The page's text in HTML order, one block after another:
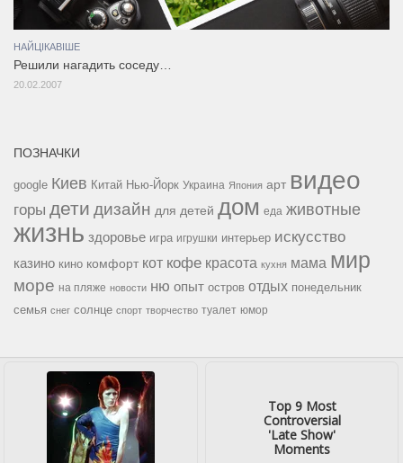
НАЙЦІКАВІШЕ
Решили нагадить соседу…
20.02.2007
ПОЗНАЧКИ
google Киев Китай Нью-Йорк Украина Япония арт видео
горы дети дизайн для детей дом еда животные
жизнь здоровье игра игрушки интерьер искусство
казино кино комфорт кот кофе красота кухня мама мир
море на пляже новости ню опыт остров отдых понедельник
семья снег солнце спорт творчество туалет юмор